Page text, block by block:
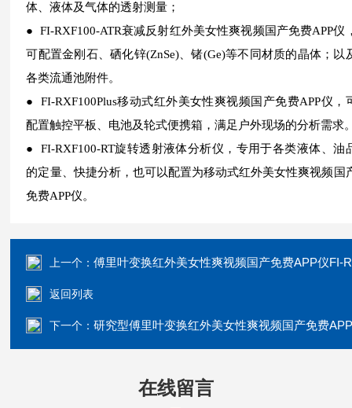
体、液体及气体的透射测量；
● FI-RXF100-ATR衰减反射红外美女性爽视频国产免费APP仪
可配置金刚石、硒化锌(ZnSe)、锗(Ge)等不同材质的晶体；以
各类流通池附件。
● FI-RXF100Plus移动式红外美女性爽视频国产免费APP仪，
配置触控平板、电池及轮式便携箱，满足户外现场的分析需求
● FI-RXF100-RT旋转透射液体分析仪，专用于各类液体、油
的定量、快捷分析，也可以配置为移动式红外美女性爽视频国
免费APP仪。
上一个：傅里叶变换红外美女性爽视频国产免费APP仪FI-
返回列表
下一个：研究型傅里叶变换红外美女性爽视频国产免费APP仪FI-
在线留言